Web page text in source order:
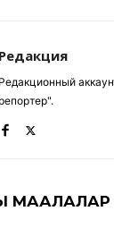
Редакция
Редакционный
репортер".
МАҚАЛАЛАР